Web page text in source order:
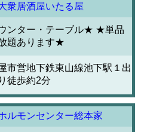
衆居酒屋いたる屋
ンター・テーブル★ ★単品
題あります★
市営地下鉄東山線池下駅１出
徒歩約2分
ルモンセンター総本家